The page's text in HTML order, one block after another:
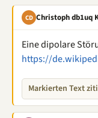
CD Christoph db1uq
Eine dipolare
https://
Markierten Text